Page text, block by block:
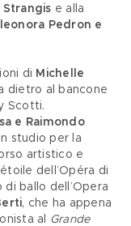
Strangis e alla
Pedron e
di Michelle
dietro al bancone
Scotti.
e Raimondo
studio per la
artistico e
dell’Opéra di
ballo dell’Opera
, che ha appena
al Grande